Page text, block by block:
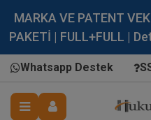
MARKA VE PATENT
PAKETİ | FULL+FULL |
Whatsapp Destek